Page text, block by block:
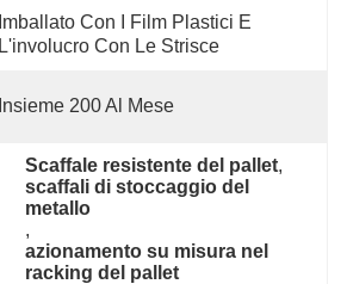
Imballato Con I Film Plastici E
L'involucro Con Le Strisce
Insieme 200 Al Mese
Scaffale resistente del pallet,
scaffali di stoccaggio del
metallo
,
azionamento su misura nel
racking del pallet